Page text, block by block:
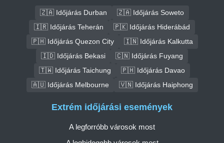
🇿🇦 Időjárás Durban
🇿🇦 Időjárás Soweto
🇮🇷 Időjárás Teherán
🇵🇰 Időjárás Hiderábád
🇵🇭 Időjárás Quezon City
🇮🇳 Időjárás Kalkutta
🇮🇩 Időjárás Bekasi
🇨🇳 Időjárás Fuyang
🇹🇼 Időjárás Taichung
🇵🇭 Időjárás Davao
🇦🇺 Időjárás Melbourne
🇻🇳 Időjárás Haiphong
Extrém időjárási események
A legforróbb városok most